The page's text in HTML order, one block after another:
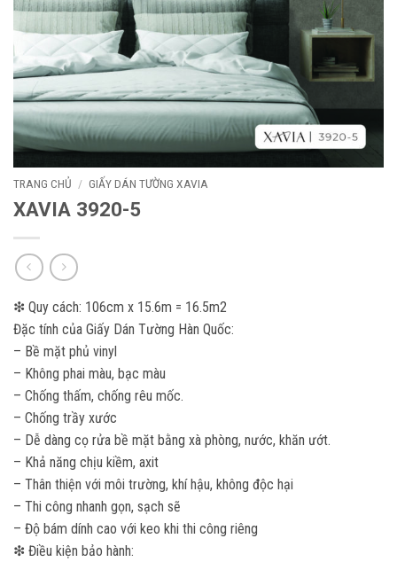
TRANG CHỦ / GIẤY DÁN TƯỜNG XAVIA
XAVIA 3920-5
❇ Quy cách: 106cm x 15.6m = 16.5m2
Đặc tính của Giấy Dán Tường Hàn Quốc:
– Bề mặt phủ vinyl
– Không phai màu, bạc màu
– Chống thấm, chống rêu mốc.
– Chống trầy xước
– Dễ dàng cọ rửa bề mặt bằng xà phòng, nước, khăn ướt.
– Khả năng chịu kiềm, axit
– Thân thiện với môi trường, khí hậu, không độc hại
– Thi công nhanh gọn, sạch sẽ
– Độ bám dính cao với keo khi thi công riêng
❇ Điều kiện bảo hành: